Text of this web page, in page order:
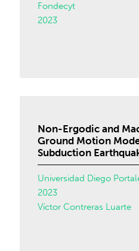
Fondecyt
2023
Non-Ergodic and
Ground Motion
Subduction
Universidad Diego
2023
Víctor Contreras Luarte